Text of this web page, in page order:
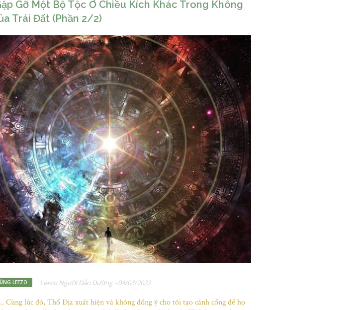
Gỡ Một Bộ Tộc Ở Chiều Kích Khác Trong Không
Trái Đất (Phần 2/2)
LEEZO Leezo Người Dẫn Đường -04/03/2022
Cùng lúc đó, Thổ Địa xuất hiện và không đồng ý cho tôi tạo cánh cổng để họ